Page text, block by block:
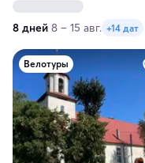
8 дней 8 – 15 авг. +14 дат
Велотуры